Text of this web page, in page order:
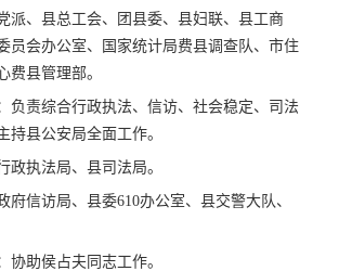
派、县总工会、团县委、县妇联、县工商
员会办公室、国家统计局费县调查队、市住
费县管理部。
负责综合行政执法、信访、社会稳定、司法
持县公安局全面工作。
政执法局、县司法局。
府信访局、县委610办公室、县交警大队、
协助侯占夫同志工作。